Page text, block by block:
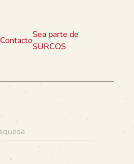
Contacto
Sea parte de
SURCOS